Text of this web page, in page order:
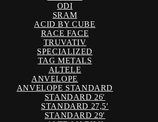
ODI
SRAM
ACID BY CUBE
RACE FACE
TRUVATIV
SPECIALIZED
TAG METALS
ALTELE
ANVELOPE
ANVELOPE STANDARD
STANDARD 26′
STANDARD 27,5′
STANDARD 29′